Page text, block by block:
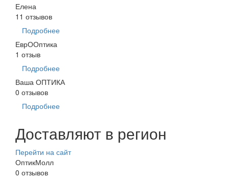
Елена
11 отзывов
Подробнее
ЕврООптика
1 отзыв
Подробнее
Ваша ОПТИКА
0 отзывов
Подробнее
Доставляют в регион
Перейти на сайт
ОптикМолл
0 отзывов